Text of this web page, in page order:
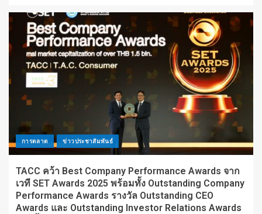
การตลาด ข่าวประชาสัมพันธ์
TACC คว้า Best Company Performance Awards จาก
เวที SET Awards 2025 พร้อมทั้ง Outstanding Company
Performance Awards รางวัล Outstanding CEO
Awards และ Outstanding Investor Relations Awards